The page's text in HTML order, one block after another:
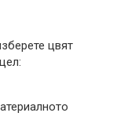
цвят